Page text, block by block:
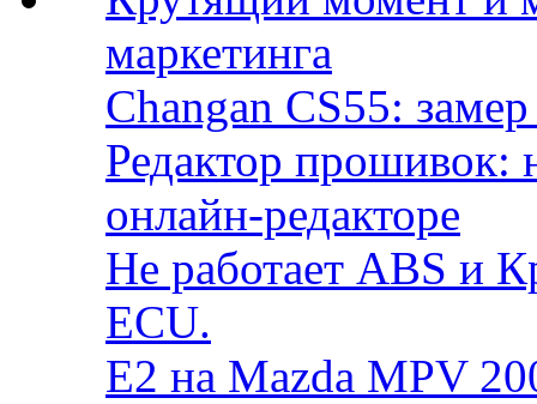
маркетинга
Changan CS55:
Редактор прошивок:
онлайн-редакторе
Не работает ABS и
ECU.
E2 на Mazda MPV